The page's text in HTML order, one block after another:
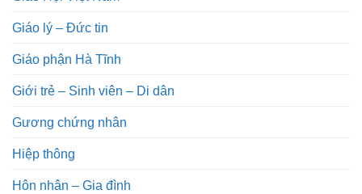
Giáo lý – Đức tin
Giáo phận Hà Tĩnh
Giới trẻ – Sinh viên – Di dân
Gương chứng nhân
Hiệp thông
Hôn nhân – Gia đình